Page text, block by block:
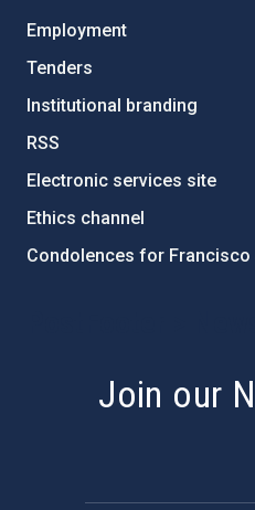
Employment
Tenders
Institutional branding
RSS
Electronic services site
Ethics channel
Condolences for Francisco
Join our